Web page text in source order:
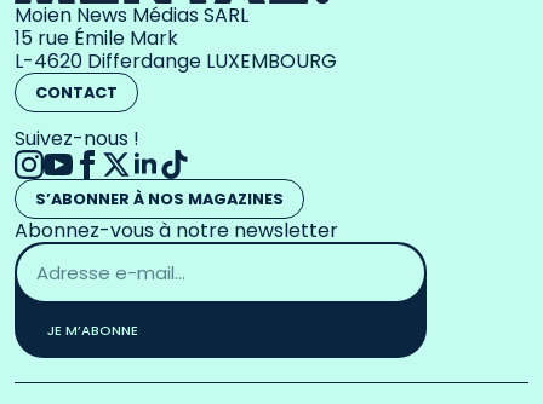
Moien News Médias SARL
15 rue Émile Mark
L-4620 Differdange LUXEMBOURG
CONTACT
Suivez-nous !
S’ABONNER À NOS MAGAZINES
Abonnez-vous à notre newsletter
Adresse
email
*
JE M’ABONNE